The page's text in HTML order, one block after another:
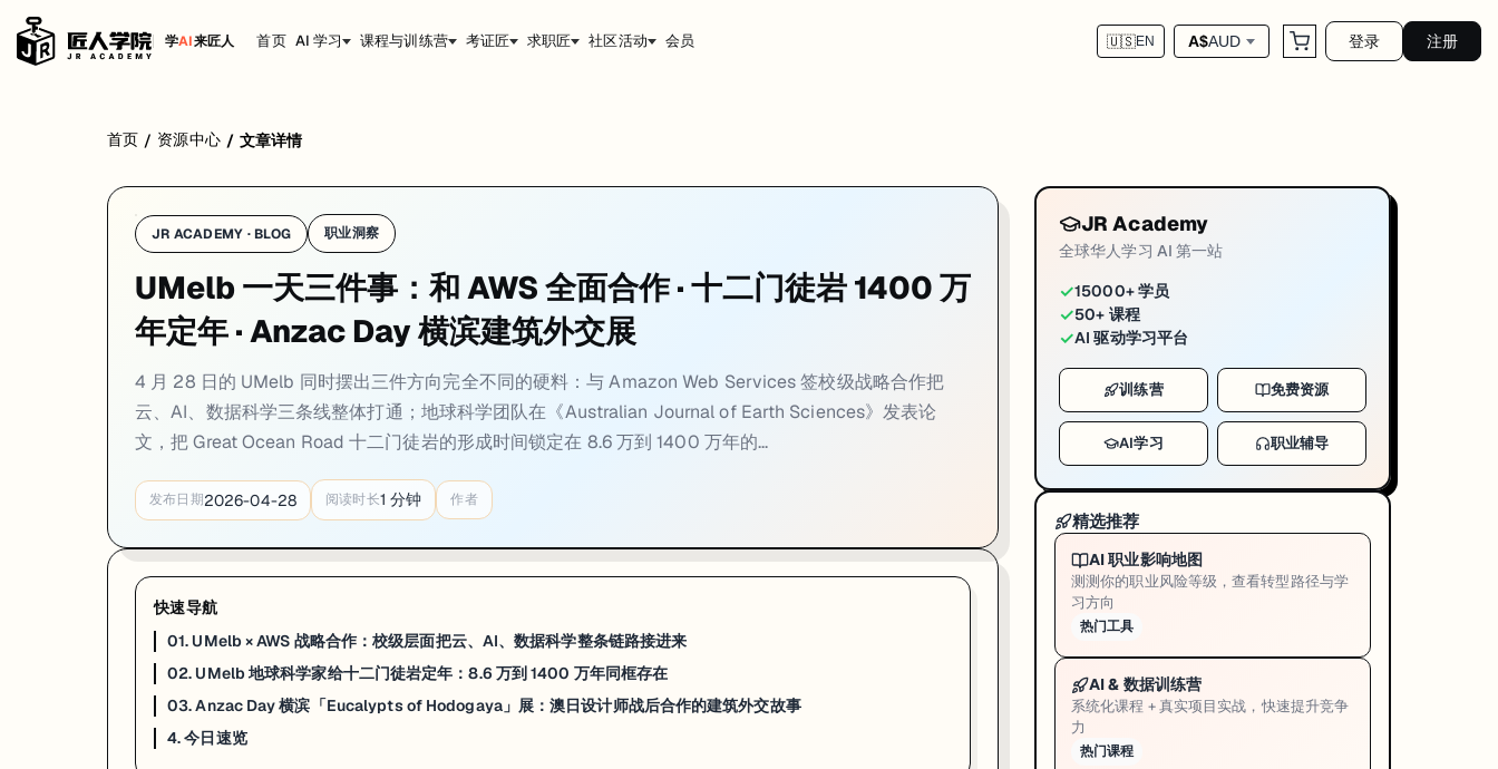
学AI来匠人 首页 AI 学习 课程与训练营 考证匠 求职匠 社区活动 会员 🇺🇸EN A$AUD 登录 注册
4 月 28 日的 UMelb 同时摆出三件方向完全不同的硬料：与 Amazon Web Services 签校级战略合作把云、AI、数据科学三条线整体打通；地球科学团队在《Australian Journal of Earth Sciences》发表论文，
01. UMelb × AWS 战略合作：校级层面把云、AI、数据科学整条链路接进来
：UMelb 4 月 20 日宣布与 Amazon Web Services（AWS） 达成战略合作，覆盖云基础设施、AI 与生成式模型、数据科学三个方向。这次不是某个学院的项目级合作，是
UMelb 4 月 20 日宣布与 Amazon Web Services（AWS）达成战略合作。这不是某个学院的项目级合作，而是校级层面把研究、教学、学生培养整条链路接到 AWS 资源池上的全面合作，覆盖云基础设施、AI 与生
合作的实操含义不只是「省了一些云账单」。研究端，UMelb 的医学影像、气候建模、量子模拟这类高算力项目可以走 AWS 的弹性 GPU 集群——这意味着原本要排队几个月的算力需求，现在可以按需弹性调用
对正在申 UMelb 的同学，这条新闻给的信号很具体。Master of Information Systems / Master of Data Science / 工程相关方向的课程里 AWS 占比会持续提升；澳洲云岗位（Solutions Architect / Data
UMelb Newsroom · 2026-04-20
02. UMelb 地球科学家给十二门徒岩定年：8.6 万到 1400 万年同框存在
：UMelb 地球科学团队 4 月在《Australian Journal of Earth Sciences 》发表论文，首次系统给维多利亚 Great Ocean Road 上的十二门徒岩（Twelve Apostles）定年——结果是 8.6 万年到 1400 万年
UMelb 地球科学团队 4 月在《Australian Journal of Earth Sciences》发表论文，首次系统给维多利亚州 Great Ocean Road 上的十二门徒岩（Twelve Apostles）这一组著名石灰岩柱定年。结果是 8.6 万年到
研究方法上，团队结合了铀-钍系测年（U-Th dating）、宇宙射线核素分析（cosmogenic nuclide analysis）以及高分辨率三维测绘三种手段。U-Th 测年用来定核心岩层的年代，宇宙射线核素分析用来定石柱表
研究的现实意义比一般科普报道里说得要重。气候变化让澳洲南部海岸侵蚀加剧，Great Ocean Road 上已经有多次石柱崩塌事件被游客拍到。UMelb 这套方法可以应用到整条南澳海岸线的风险评估上——不只
UMelb Newsroom · 2026-04
03. Anzac Day 横滨「Eucalypts of Hodogaya」展：澳日设计师战后合作的建筑外交故事
」展览，主题是横滨英联邦战争公墓（Yokohama War Cemetery, Hodogaya）的设计史——这处战后专门为澳大利亚、英国、加
首页 / 资源中心 / 文章详情
JR ACADEMY · BLOG 职业洞察
UMelb 一天三件事：和 AWS 全面合作 · 十二门徒岩 1400 万
年定年 · Anzac Day 横滨建筑外交展
4 月 28 日的 UMelb 同时摆出三件方向完全不同的硬料：与 Amazon Web Services 签校级战略合作把
云、AI、数据科学三条线整体打通；地球科学团队在《Australian Journal of Earth Sciences》发表论
文，把 Great Ocean Road 十二门徒岩的形成时间锁定在 8.6 万到 1400 万年的...
发布日期2026-04-28 阅读时长1 分钟 作者
快速导航
01. UMelb × AWS 战略合作：校级层面把云、AI、数据科学整条链路接进来
02. UMelb 地球科学家给十二门徒岩定年：8.6 万到 1400 万年同框存在
03. Anzac Day 横滨「Eucalypts of Hodogaya」展：澳日设计师战后合作的建筑外交故事
4. 今日速览
JR Academy
全球华人学习 AI 第一站
✓15000+ 学员
✓50+ 课程
✓AI 驱动学习平台
训练营 免费资源
AI学习 职业辅导
精选推荐
AI 职业影响地图
测测你的职业风险等级，查看转型路径与学
习方向
热门工具
AI & 数据训练营
系统化课程 + 真实项目实战，快速提升竞争
力
热门课程